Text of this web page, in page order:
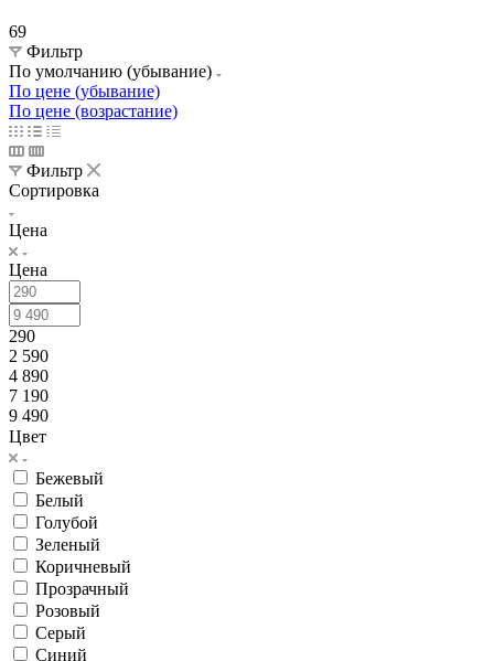
69
Фильтр
По умолчанию (убывание)
По цене (убывание)
По цене (возрастание)
Фильтр
Сортировка
Цена
Цена
290
2 590
4 890
7 190
9 490
Цвет
Бежевый
Белый
Голубой
Зеленый
Коричневый
Прозрачный
Розовый
Серый
Синий